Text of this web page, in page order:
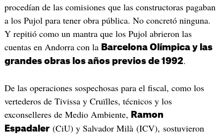
procedían de las comisiones que las constructoras pagaban
a los Pujol para tener obra pública. No concretó ninguna.
Y repitió como un mantra que los Pujol abrieron las
cuentas en Andorra con la Barcelona Olímpica y las
grandes obras los años previos de 1992.
De las operaciones sospechosas para el fiscal, como los
vertederos de Tivissa y Cruïlles, técnicos y los
exconselleres de Medio Ambiente,
Ramon
Espadaler(CiU) y Salvador Milà (ICV), sostuvieron